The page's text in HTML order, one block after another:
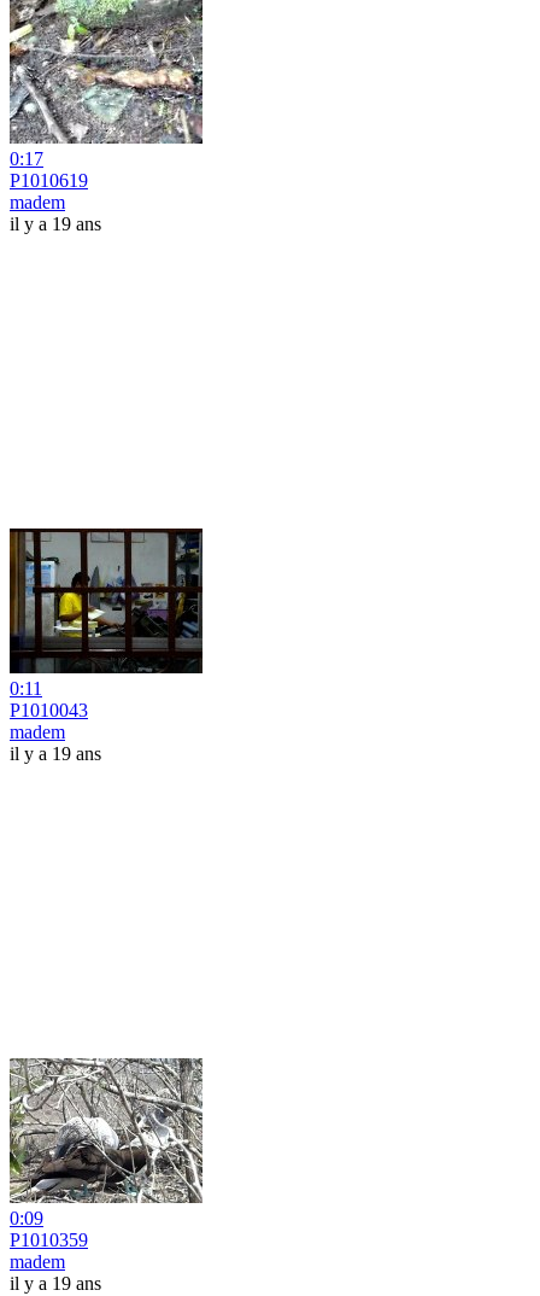
0:17
P1010619
madem
il y a 19 ans
0:11
P1010043
madem
il y a 19 ans
0:09
P1010359
madem
il y a 19 ans